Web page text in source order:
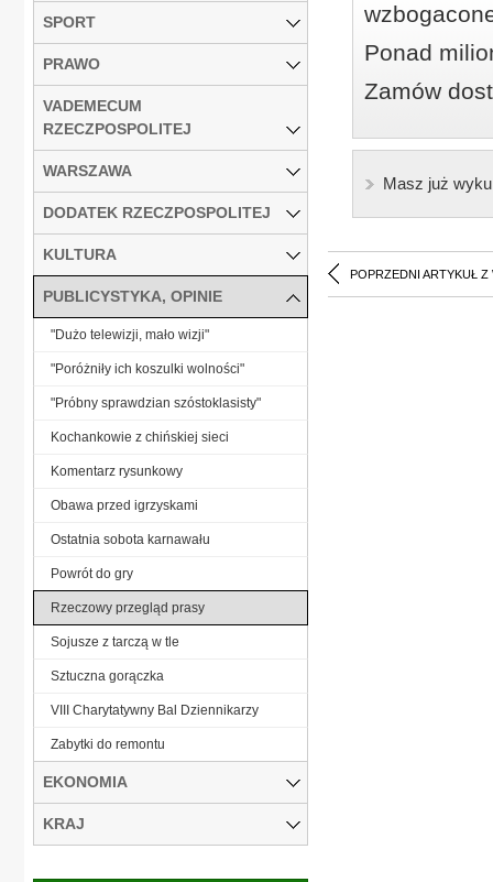
Ponad
Zamów
Masz już
POPRZEDNI ARTYKUŁ Z
SPORT
PRAWO
VADEMECUM
RZECZPOSPOLITEJ
WARSZAWA
DODATEK RZECZPOSPOLITEJ
KULTURA
PUBLICYSTYKA, OPINIE
"Dużo telewizji, mało wizji"
"Poróżniły ich koszulki wolności"
"Próbny sprawdzian szóstoklasisty"
Kochankowie z chińskiej sieci
Komentarz rysunkowy
Obawa przed igrzyskami
Ostatnia sobota karnawału
Powrót do gry
Rzeczowy przegląd prasy
Sojusze z tarczą w tle
Sztuczna gorączka
VIII Charytatywny Bal Dziennikarzy
Zabytki do remontu
EKONOMIA
KRAJ